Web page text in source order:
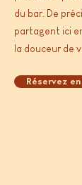
du bar. De
partagent ici
la douceur de
Réservez